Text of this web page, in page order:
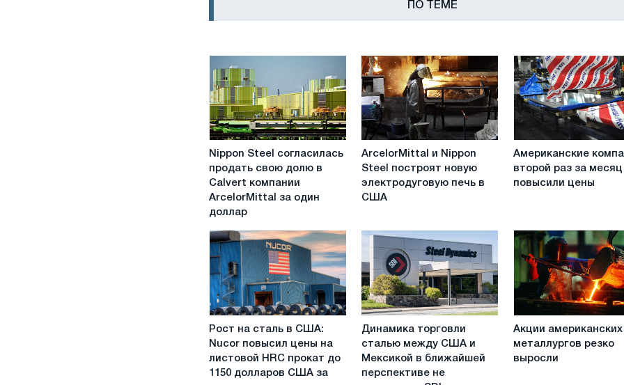
ПО ТЕМЕ
Nippon
Steel
согласилась
продать
долю
в
Calvert
компании
ArcelorMittal
за
один
доллар
Nippon Steel согласилась
продать свою долю в
Calvert компании
ArcelorMittal за один
доллар
ArcelorMittal
и
Steel
электродуговую
печь
в
США
ArcelorMittal и Nippon
Steel построят новую
электродуговую печь в
США
Американские
компании
второй
повысили
цены
Американские
второй раз за месяц
повысили цены
Рост
на
в
США:
Рост на сталь в США:
Nucor повысил цены на
листовой HRC прокат до
1150 долларов США за
Динамика
торговли
сталью
США
Динамика торговли
сталью между США и
Мексикой в ближайшей
перспективе не
Акции
американских
металлургов
резко
Акции американских
металлургов резко
выросли